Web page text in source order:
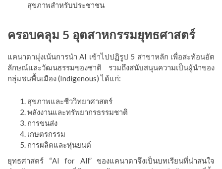
สุขภาพสำหรับประชาชน
ครอบคลุม 5 อุตสาหกรรมยุทธศาสตร์
แคนาดามุ่งเน้นการนำ AI เข้าไปปฏิรูป 5 สาขาหลัก เพื่อสะท้อนอัต
ลักษณ์และวัฒนธรรมของชาติ รวมถึงสนับสนุนความเป็นผู้นำของ
กลุ่มชนพื้นเมือง (Indigenous) ได้แก่:
สุขภาพและชีววิทยาศาสตร์
พลังงานและทรัพยากรธรรมชาติ
การขนส่ง
เกษตรกรรม
การผลิตและหุ่นยนต์
ยุทธศาสตร์ “AI for All” ของแคนาดาจึงเป็นบทเรียนที่น่าสนใจ